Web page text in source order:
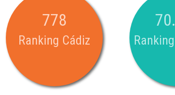
778
Ranking Cádiz